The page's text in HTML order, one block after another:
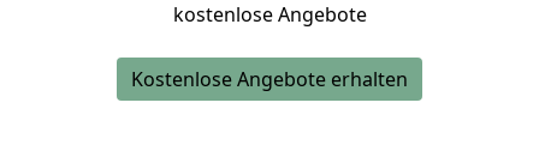
kostenlose Angebote
Kostenlose Angebote erhalten